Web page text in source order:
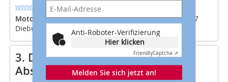
www.dewalt.com
MotorsägeStihl Vertriebszentrale AG & Co. KG, 64807
Dieburg,
www.stihl.de
3. Deutscher Fachkongress
Absturzsicherheit
Anti-Roboter-Verifizierung
Hier klicken
FriendlyCaptcha ⇗
Melden Sie sich jetzt an!